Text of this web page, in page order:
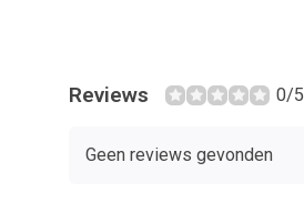
Reviews 0/5
Geen reviews gevonden